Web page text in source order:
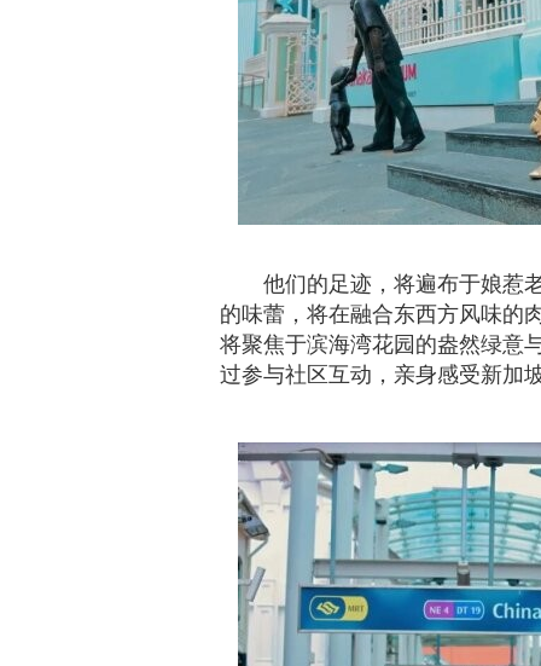
他们的足迹，将遍布于娘惹
的味蕾，将在融合东西方风味的
将聚焦于滨海湾花园的盎然绿意
过参与社区互动，亲身感受新加